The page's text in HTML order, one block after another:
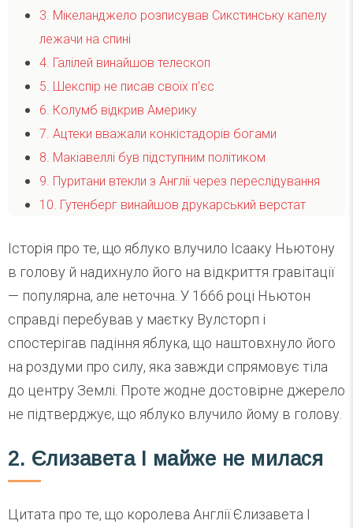
3. Мікеланджело розписував Сикстинську капелу
лежачи на спині
4. Галілей винайшов телескоп
5. Шекспір не писав своїх п’єс
6. Колумб відкрив Америку
7. Ацтеки вважали конкістадорів богами
8. Макіавеллі був підступним політиком
9. Пуритани втекли з Англії через переслідування
10. Гутенберг винайшов друкарський верстат
Історія про те, що яблуко влучило Ісааку Ньютону
в голову й надихнуло його на відкриття гравітації
— популярна, але неточна. У 1666 році Ньютон
справді перебував у маєтку Вулсторп і
спостерігав падіння яблука, що наштовхнуло його
на роздуми про силу, яка завжди спрямовує тіла
до центру Землі. Проте жодне достовірне джерело
не підтверджує, що яблуко влучило йому в голову.
2. Єлизавета I майже не милася
Цитата про те, що королева Англії Єлизавета I